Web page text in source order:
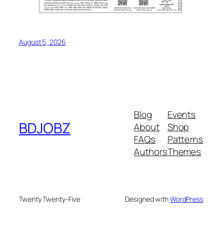
August 5, 2026
BDJOBZ
Blog
About
FAQs
Authors
Events
Shop
Patterns
Themes
Twenty Twenty-Five Designed withWordPress